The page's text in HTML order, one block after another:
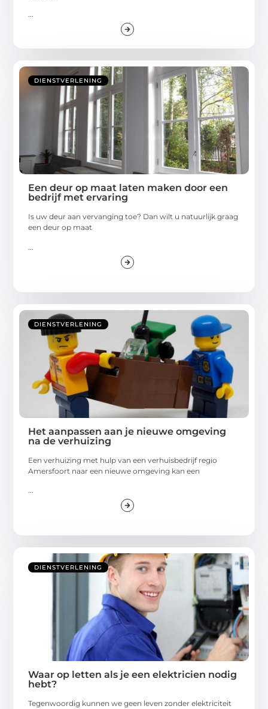
...
DIENSTVERLENING
Een deur op maat laten maken door een
bedrijf met ervaring
Is uw deur aan vervanging toe? Dan wilt u natuurlijk graag
een deur op maat
DIENSTVERLENING
Het aanpassen aan je nieuwe omgeving
na de verhuizing
Een verhuizing met hulp van een verhuisbedrijf regio
Amersfoort naar een nieuwe omgeving kan een
...
DIENSTVERLENING
Waar op letten als je een elektricien nodig
hebt?
Tegenwoordig kunnen we geen leven zonder elektriciteit